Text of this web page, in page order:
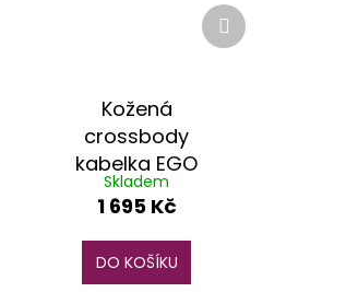
Kožená
crossbody
kabelka EGO
ES0312WF černá
Skladem
1 695 Kč
DO KOŠÍKU
Další
produkt